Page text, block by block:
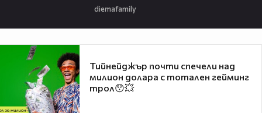
diemafamily
Тийнейджър почти спечели над
милион долара с тотален гейминг
трол😯💥